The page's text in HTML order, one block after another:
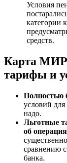
Условия
категории
средств.
Карта МИР
тарифы и
Полностью
условий
надо.
Льготные
об
сравнению
банка.